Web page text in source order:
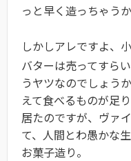
っと早く造っちゃうか
しかしアレですよ、
バターは売ってすら
うヤツなのでしょう
えて食べるものが足
居たのですが、ヴァ
て、人間とわ愚かな
お菓子造り。